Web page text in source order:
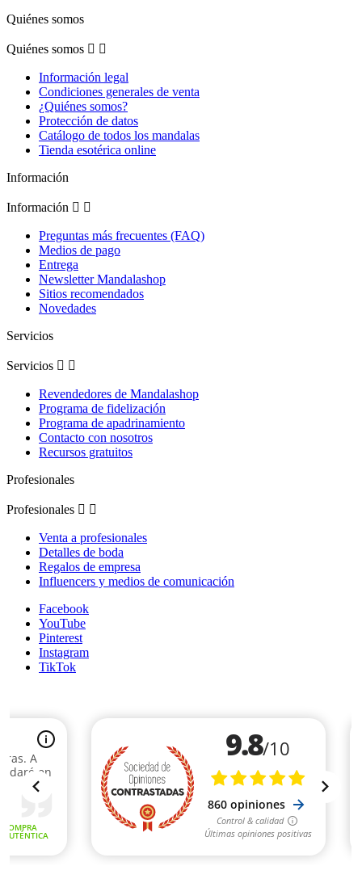
Quiénes somos
Quiénes somos  
Información legal
Condiciones generales de venta
¿Quiénes somos?
Protección de datos
Catálogo de todos los mandalas
Tienda esotérica online
Información
Información  
Preguntas más frecuentes (FAQ)
Medios de pago
Entrega
Newsletter Mandalashop
Sitios recomendados
Novedades
Servicios
Servicios  
Revendedores de Mandalashop
Programa de fidelización
Programa de apadrinamiento
Contacto con nosotros
Recursos gratuitos
Profesionales
Profesionales  
Venta a profesionales
Detalles de boda
Regalos de empresa
Influencers y medios de comunicación
Facebook
YouTube
Pinterest
Instagram
TikTok